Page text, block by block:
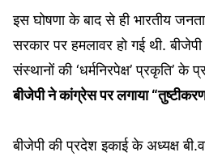
इस घोषणा के बाद से ही भारतीय जनता
सरकार पर हमलावर हो गई थी.
संस्थानों की ‘धर्मनिरपेक्ष’ प्रकृति’ के
बीजेपी ने कांग्रेस पर लगाया
बीजेपी की प्रदेश इकाई के अध्यक्ष